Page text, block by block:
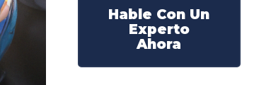
Hable Con Un
Experto
Ahora